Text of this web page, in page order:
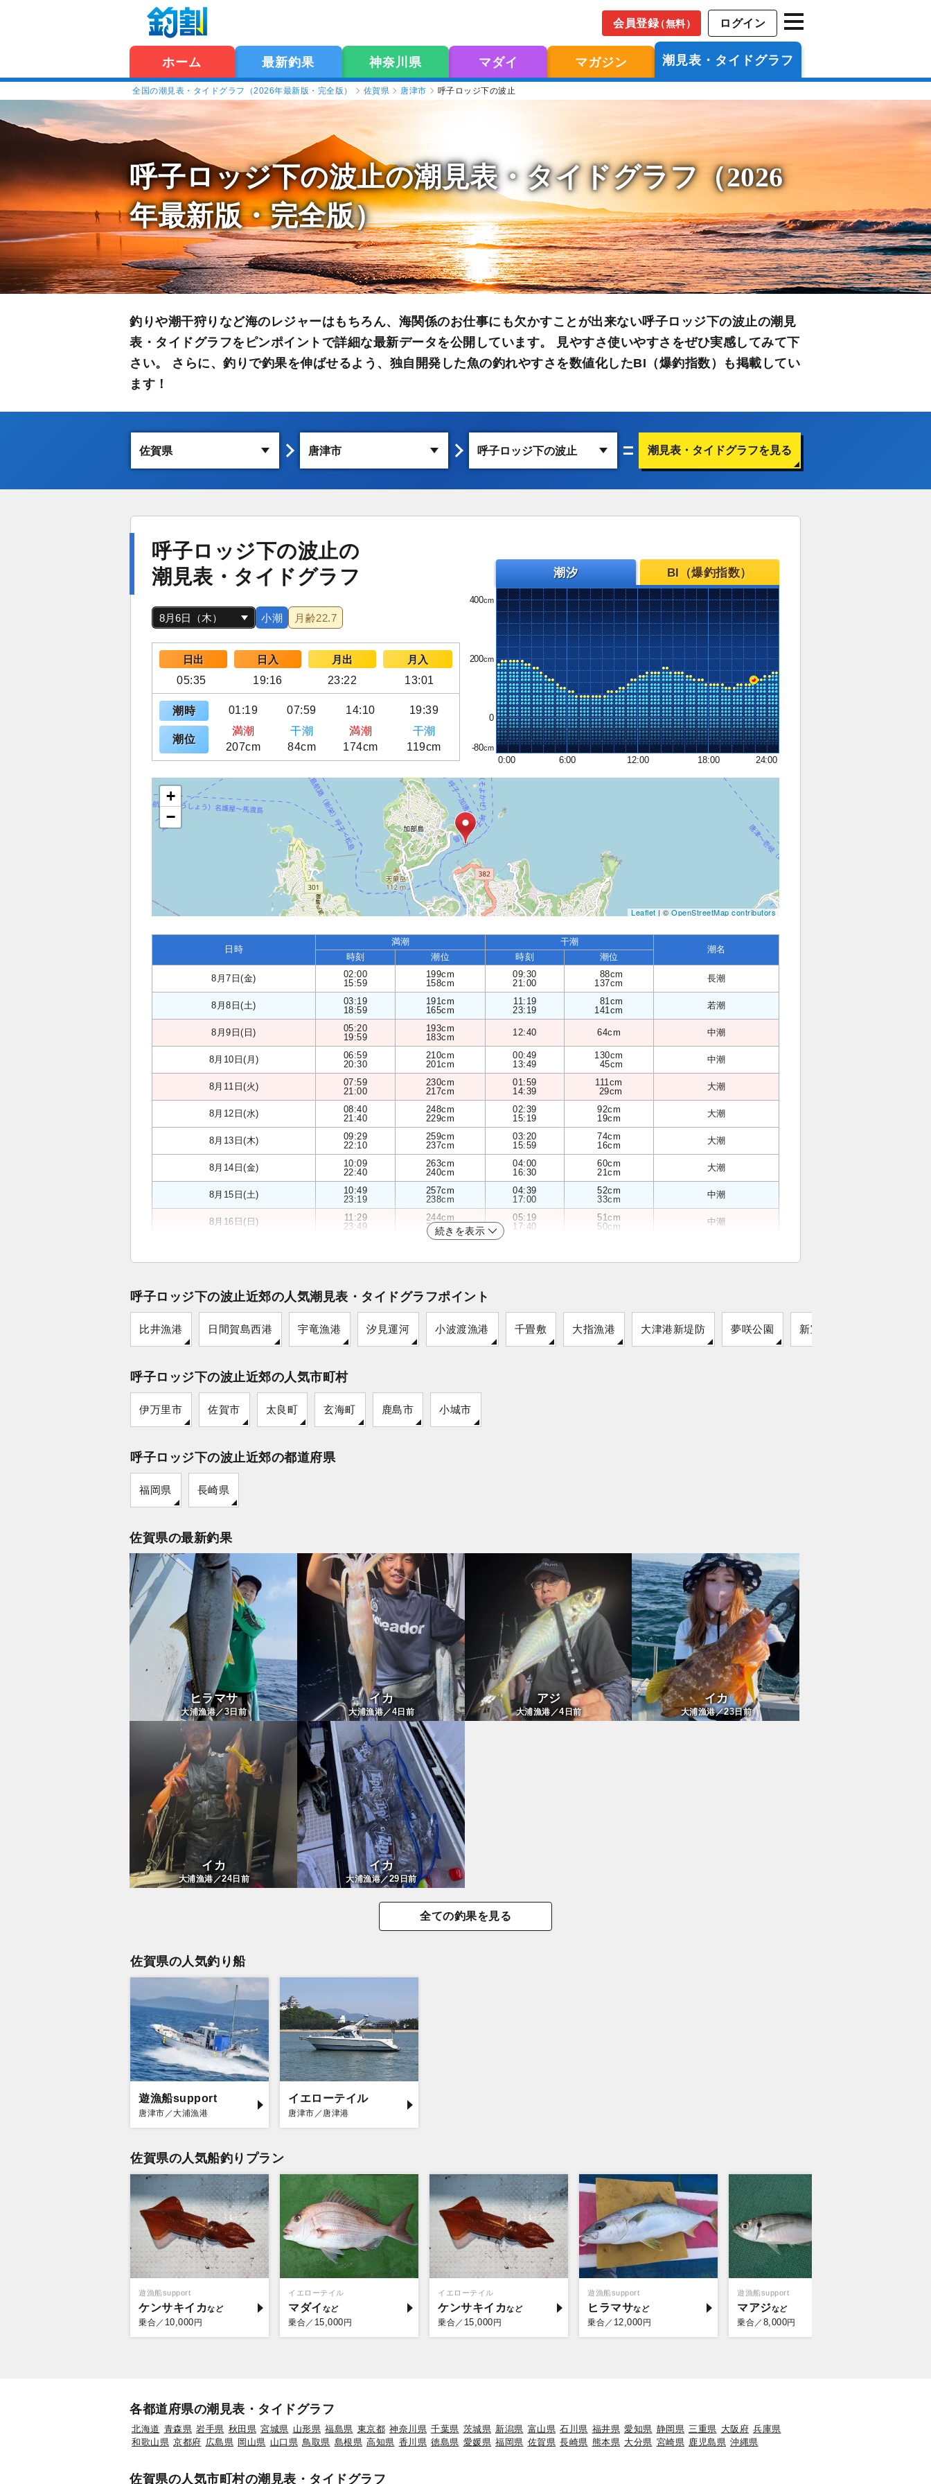
会員登録（無料） ログイン
ホーム 最新釣果 神奈川県 マダイ マガジン 潮見表・タイドグラフ
全国の潮見表・タイドグラフ（2026年最新版・完全版） 佐賀県 唐津市 呼子ロッジ下の波止
呼子ロッジ下の波止の潮見表・タイドグラフ（2026
年最新版・完全版）
釣りや潮干狩りなど海のレジャーはもちろん、海関係のお仕事にも欠かすことが出来ない呼子ロッジ下の波止の潮見
表・タイドグラフをピンポイントで詳細な最新データを公開しています。 見やすさ使いやすさをぜひ実感してみて下
さい。 さらに、釣りで釣果を伸ばせるよう、独自開発した魚の釣れやすさを数値化したBI（爆釣指数）も掲載してい
ます！
潮見表・タイドグラフを見る
呼子ロッジ下の波止の
潮見表・タイドグラフ
小潮 月齢22.7
日出 日入 月出
月入
05:35
19:16 23:22 13:01
潮時 01:19 07:59 14:10 19:39
潮位
満潮 干潮 満潮
干潮
207cm
84cm 174cm 119cm
潮汐 BI（爆釣指数）
400
200
0
-80
0:00
6:00 12:00 18:00 24:00
+
−
Leaflet| ©OpenStreetMap contributors
日時
満潮 干潮
潮名
時刻 潮位 時刻 潮位
8月7日(金)
02:00
15:59
199cm
158cm
09:30
21:00
88cm
137cm
長潮
8月8日(土)
03:19
18:59
191cm
165cm
11:19
23:19
81cm
141cm
若潮
8月9日(日)
05:20
19:59
193cm
183cm
12:40 64cm 中潮
8月10日(月)
06:59
20:30
210cm
201cm
00:49
13:49
130cm
45cm
中潮
8月11日(火)
07:59
21:00
230cm
217cm
01:59
14:39
111cm
29cm
大潮
8月12日(水)
08:40
21:40
248cm
229cm
02:39
15:19
92cm
19cm
大潮
8月13日(木)
09:29
22:10
259cm
237cm
03:20
15:59
74cm
16cm
大潮
8月14日(金)
10:09
22:40
263cm
240cm
04:00
16:30
60cm
21cm
大潮
8月15日(土)
10:49
23:19
257cm
238cm
04:39
17:00
52cm
33cm
中潮
8月16日(日)
11:29
23:49
244cm
232cm
05:19
17:40
51cm
50cm
中潮
続きを表示
呼子ロッジ下の波止近郊の人気潮見表・タイドグラフポイント
比井漁港 日間賀島西港 宇竜漁港 汐見運河 小波渡漁港 千畳敷 大指漁港 大津港新堤防 夢咲公園 新宝緑地
呼子ロッジ下の波止近郊の人気市町村
伊万里市 佐賀市 太良町 玄海町 鹿島市 小城市
呼子ロッジ下の波止近郊の都道府県
福岡県 長崎県
佐賀県の最新釣果
ヒラマサ
大浦漁港／3日前
イカ
大浦漁港／4日前
アジ
大浦漁港／4日前
イカ
大浦漁港／23日前
イカ
大浦漁港／24日前
イカ
大浦漁港／29日前
全ての釣果を見る
佐賀県の人気釣り船
遊漁船support
唐津市／大浦漁港
イエローテイル
唐津市／唐津港
佐賀県の人気船釣りプラン
遊漁船support
ケンサキイカ
乗合／ 10,000 円
イエローテイル
マダイ
乗合／ 15,000 円
イエローテイル
ケンサキイカ
乗合／ 15,000 円
遊漁船support
ヒラマサ
乗合／ 12,000 円
遊漁船support
マアジ
乗合／ 8,000円
各都道府県の潮見表・タイドグラフ
北海道 青森県 岩手県 秋田県 宮城県 山形県 福島県 東京都 神奈川県 千葉県 茨城県 新潟県 富山県 石川県 福井県 愛知県 静岡県 三重県 大阪府 兵庫県
和歌山県 京都府 広島県 岡山県 山口県 鳥取県 島根県 高知県 香川県 徳島県 愛媛県 福岡県 佐賀県 長崎県 熊本県 大分県 宮崎県 鹿児島県 沖縄県
佐賀県の人気市町村の潮見表・タイドグラフ